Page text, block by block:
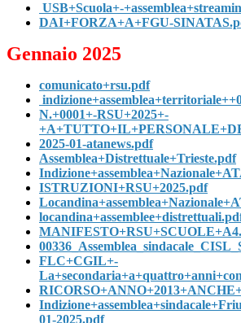
USB+Scuola+-
DAI+FORZA+A+FGU-
Gennaio 2025
comunicato+rsu.pdf
N.+0001+-RSU+2025+-
2025-01-atanews.pdf
Assemblea+Distrettuale+Trieste.pdf
ISTRUZIONI+RSU+2025.pdf
FLC+CGIL+-
01-2025.pdf